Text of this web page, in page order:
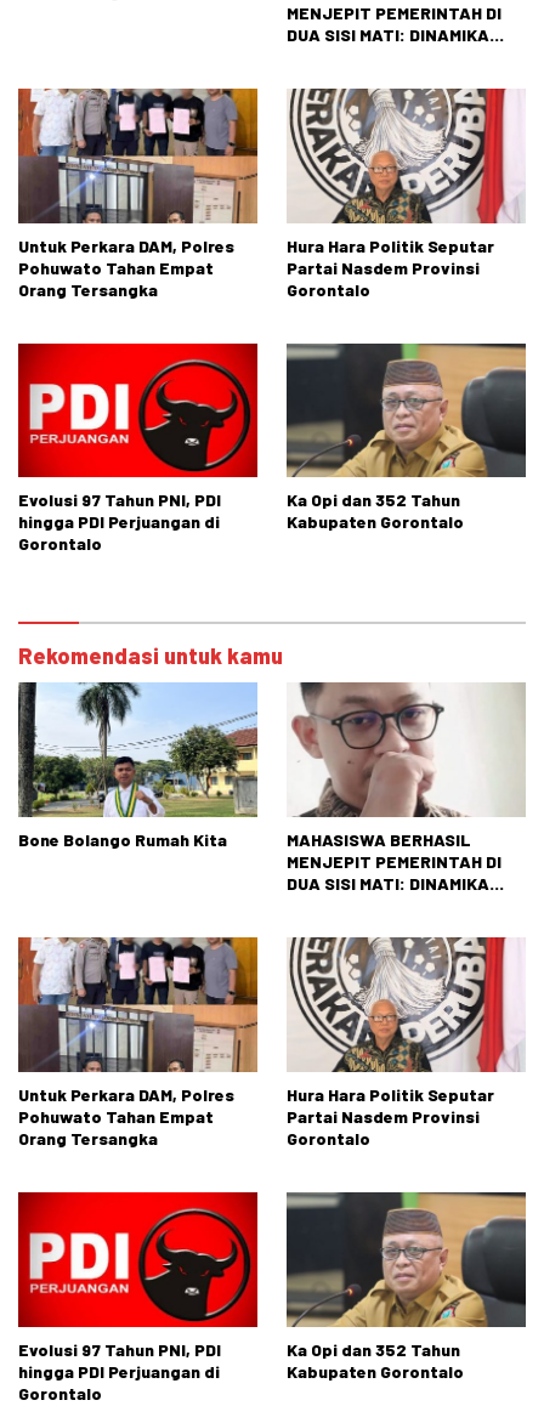
MENJEPIT PEMERINTAH DI
DUA SISI MATI: DINAMIKA
REALITAS NEGARA
Untuk Perkara DAM, Polres
Pohuwato Tahan Empat
Orang Tersangka
Hura Hara Politik Seputar
Partai Nasdem Provinsi
Gorontalo
Evolusi 97 Tahun PNI, PDI
hingga PDI Perjuangan di
Gorontalo
Ka Opi dan 352 Tahun
Kabupaten Gorontalo
Rekomendasi untuk kamu
Bone Bolango Rumah Kita
MAHASISWA BERHASIL
MENJEPIT PEMERINTAH DI
DUA SISI MATI: DINAMIKA
REALITAS NEGARA
Untuk Perkara DAM, Polres
Pohuwato Tahan Empat
Orang Tersangka
Hura Hara Politik Seputar
Partai Nasdem Provinsi
Gorontalo
Evolusi 97 Tahun PNI, PDI
hingga PDI Perjuangan di
Gorontalo
Ka Opi dan 352 Tahun
Kabupaten Gorontalo